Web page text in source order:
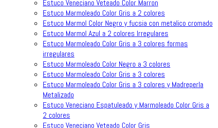
Estuco Veneciano Veteado Color Marron
Estuco Marmoleado Color Gris a 2 colores
Estuco Marmol Color Negro y fucsia con metalico cromado
Estuco Marmol Azul a 2 colores Irregulares
Estuco Marmoleado Color Gris a 3 colores formas
irregulares
Estuco Marmoleado Color Negro a 3 colores
Estuco Marmoleado Color Gris a 3 colores
Estuco Marmoleado Color Gris a 3 colores y Madreperla
Metalizado
Estuco Veneciano Espatuleado y Marmoleado Color Gris a
2 colores
Estuco Veneciano Veteado Color Gris